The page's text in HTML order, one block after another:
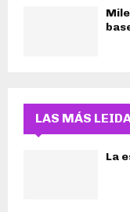
LAS MÁS
La